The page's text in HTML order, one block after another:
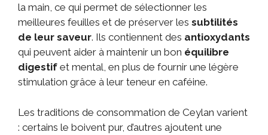
la main, ce qui permet de sélectionner les
meilleures feuilles et de préserver les subtilités
de leur saveur. Ils contiennent des antioxydants
qui peuvent aider à maintenir un bon équilibre
digestif et mental, en plus de fournir une légère
stimulation grâce à leur teneur en caféine.
Les traditions de consommation de Ceylan varient
: certains le boivent pur, d’autres ajoutent une